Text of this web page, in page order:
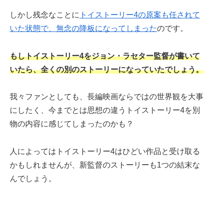
しかし残念なことに トイストーリー4の原案も任されて
いた状態で、無念の降板になってしまったのです。
もしトイストーリー4をジョン・ラセター監督が書いて
いたら、全くの別のストーリーになっていたでしょう。
我々ファンとしても、長編映画ならではの世界観を大事
にしたく、今までとは思想の違うトイストーリー4を別
物の内容に感じてしまったのかも？
人によってはトイストーリー4はひどい作品と受け取る
かもしれませんが、新監督のストーリーも1つの結末な
んでしょう。